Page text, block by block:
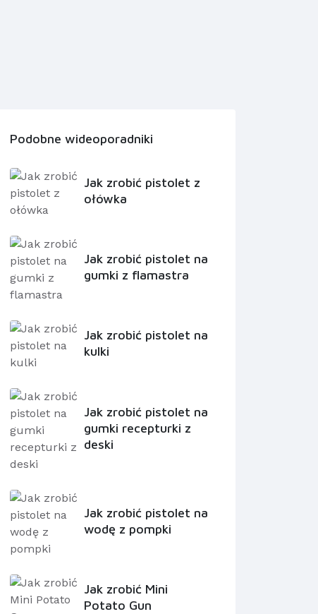
Podobne wideoporadniki
Jak zrobić pistolet z
ołówka
Jak zrobić pistolet na
gumki z flamastra
Jak zrobić pistolet na
kulki
Jak zrobić pistolet na
gumki recepturki z
deski
Jak zrobić pistolet na
wodę z pompki
Jak zrobić Mini
Potato Gun